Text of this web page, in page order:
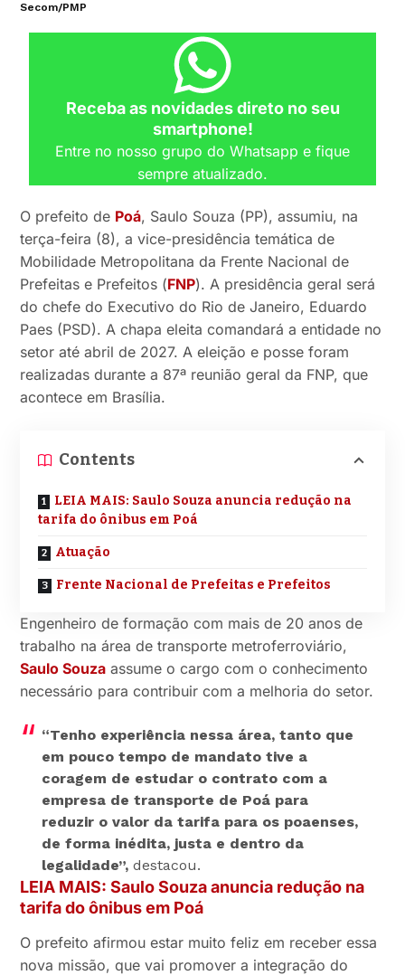
Secom/PMP
Receba as novidades direto no seu
smartphone!
Entre no nosso grupo do Whatsapp e fique
sempre atualizado.
O prefeito de Poá, Saulo Souza (PP), assumiu, na
terça-feira (8), a vice-presidência temática de
Mobilidade Metropolitana da Frente Nacional de
Prefeitas e Prefeitos (FNP). A presidência geral será
do chefe do Executivo do Rio de Janeiro, Eduardo
Paes (PSD). A chapa eleita comandará a entidade no
setor até abril de 2027. A eleição e posse foram
realizadas durante a 87ª reunião geral da FNP, que
acontece em Brasília.
Contents
LEIA MAIS: Saulo Souza anuncia redução na
tarifa do ônibus em Poá
Atuação
Frente Nacional de Prefeitas e Prefeitos
Engenheiro de formação com mais de 20 anos de
trabalho na área de transporte metroferroviário,
Saulo Souza assume o cargo com o conhecimento
necessário para contribuir com a melhoria do setor.
“Tenho experiência nessa área, tanto que
em pouco tempo de mandato tive a
coragem de estudar o contrato com a
empresa de transporte de Poá para
reduzir o valor da tarifa para os poaenses,
de forma inédita, justa e dentro da
legalidade”,destacou.
LEIA MAIS: Saulo Souza anuncia redução na
tarifa do ônibus em Poá
O prefeito afirmou estar muito feliz em receber essa
nova missão, que vai promover a integração do